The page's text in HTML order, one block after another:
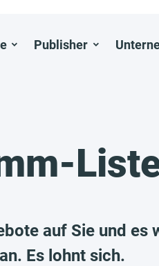
Publisher
auf Sie und es
Es lohnt sich.